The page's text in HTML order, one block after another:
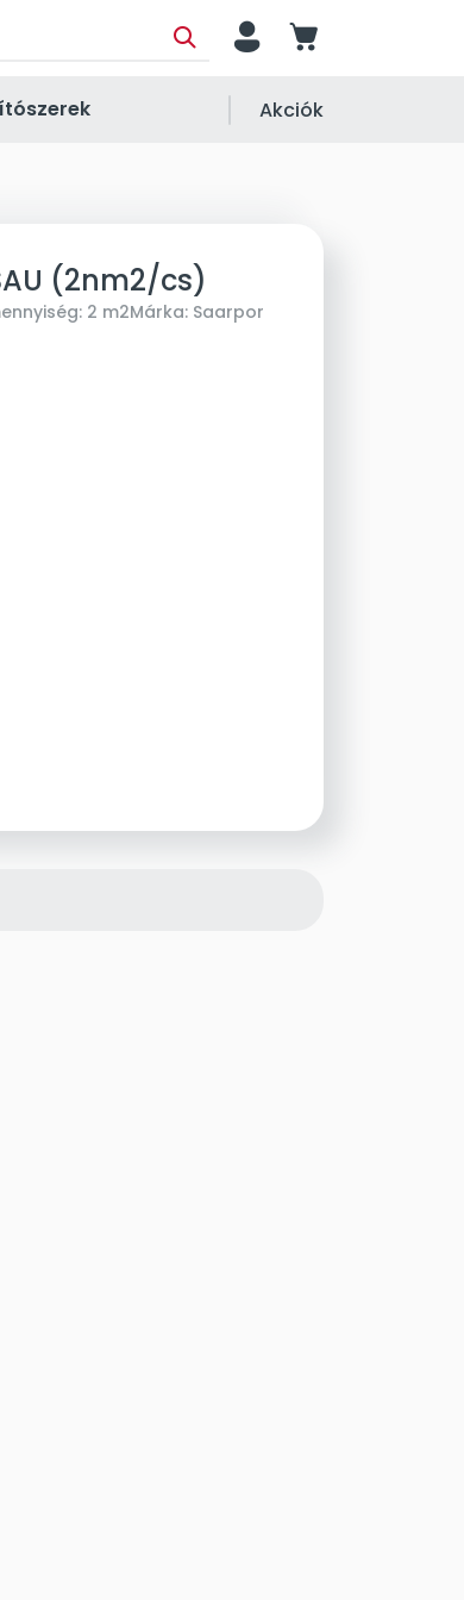
person cart
Akciók
(2nm2/cs)
2 m2Márka: Saarpor